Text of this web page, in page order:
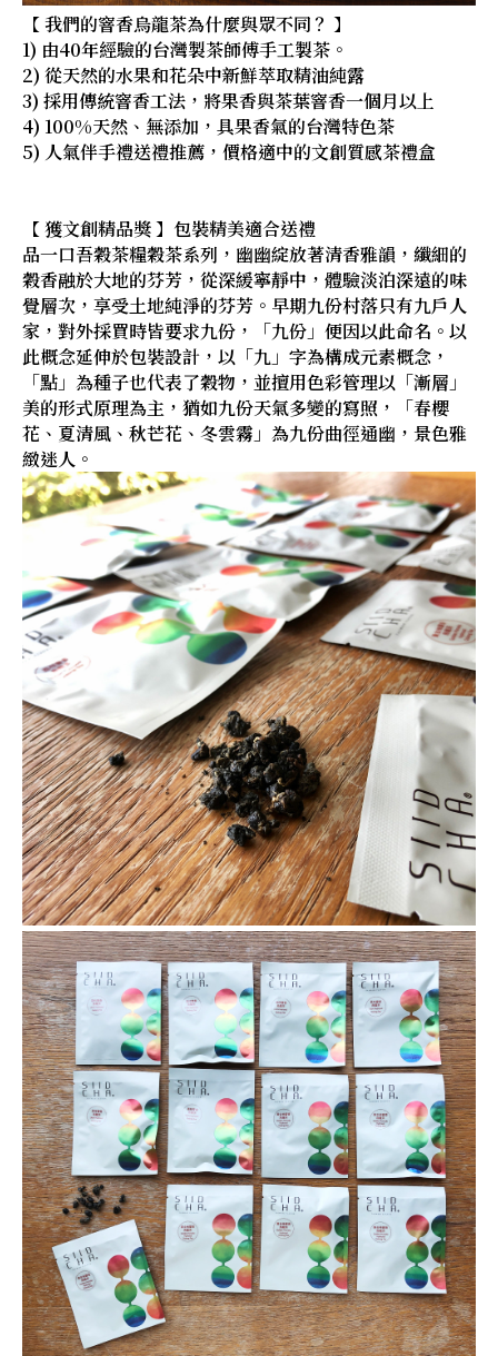
【 我們的窨香烏龍茶為什麼與眾不同？ 】
1) 由40年經驗的台灣製茶師傅手工製茶。
2) 從天然的水果和花朵中新鮮萃取精油純露
3) 採用傳統窨香工法，將果香與茶葉窨香一個月以上
4) 100%天然、無添加，具果香氣的台灣特色茶
5) 人氣伴手禮送禮推薦，價格適中的文創質感茶禮盒
【 獲文創精品獎 】包裝精美適合送禮
品一口吾穀茶糧穀茶系列，幽幽綻放著清香雅韻，纖細的
穀香融於大地的芬芳，從深緩寧靜中，體驗淡泊深遠的味
覺層次，享受土地純淨的芬芳。早期九份村落只有九戶人
家，對外採買時皆要求九份，「九份」便因以此命名。以
此概念延伸於包裝設計，以「九」字為構成元素概念，
「點」為種子也代表了穀物，並擅用色彩管理以「漸層」
美的形式原理為主，猶如九份天氣多變的寫照，「春櫻
花、夏清風、秋芒花、冬雲霧」為九份曲徑通幽，景色雅
緻迷人。